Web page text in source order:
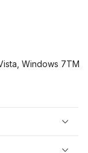
Windows 7TM